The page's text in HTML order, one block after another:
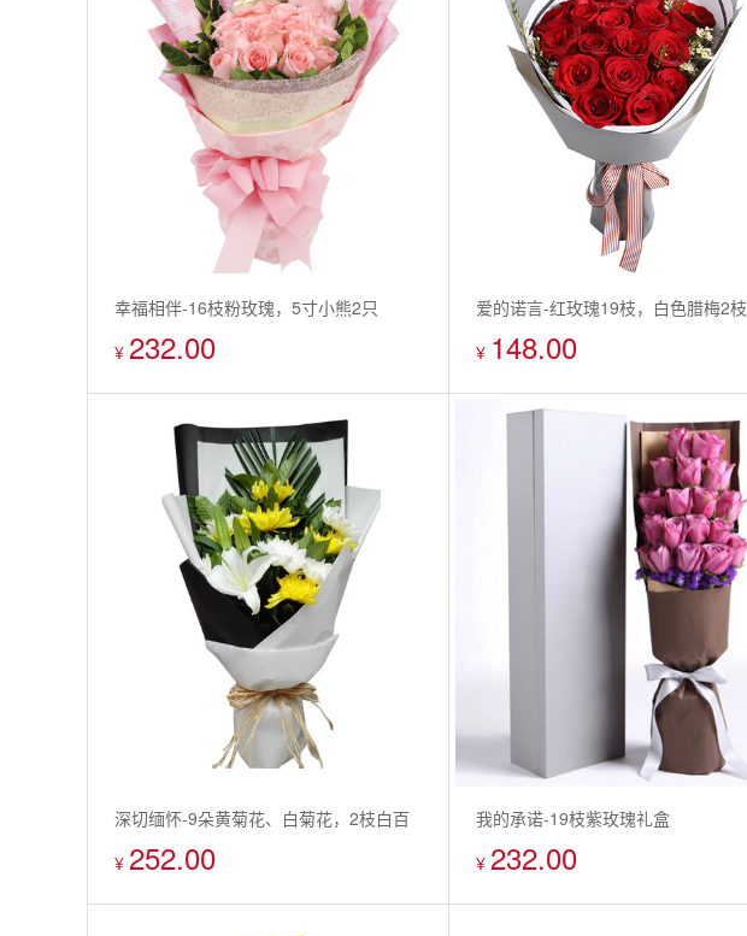
幸福相伴-16枝粉玫瑰，5寸小熊2只
¥ 232.00
爱的诺言-红玫瑰19枝，白色腊梅2枝
¥ 148.00
深切缅怀-9朵黄菊花、白菊花，2枝白百
合，搭配散尾葵叶、栀子叶
¥ 252.00
我的承诺-19枝紫玫瑰礼盒
¥ 232.00